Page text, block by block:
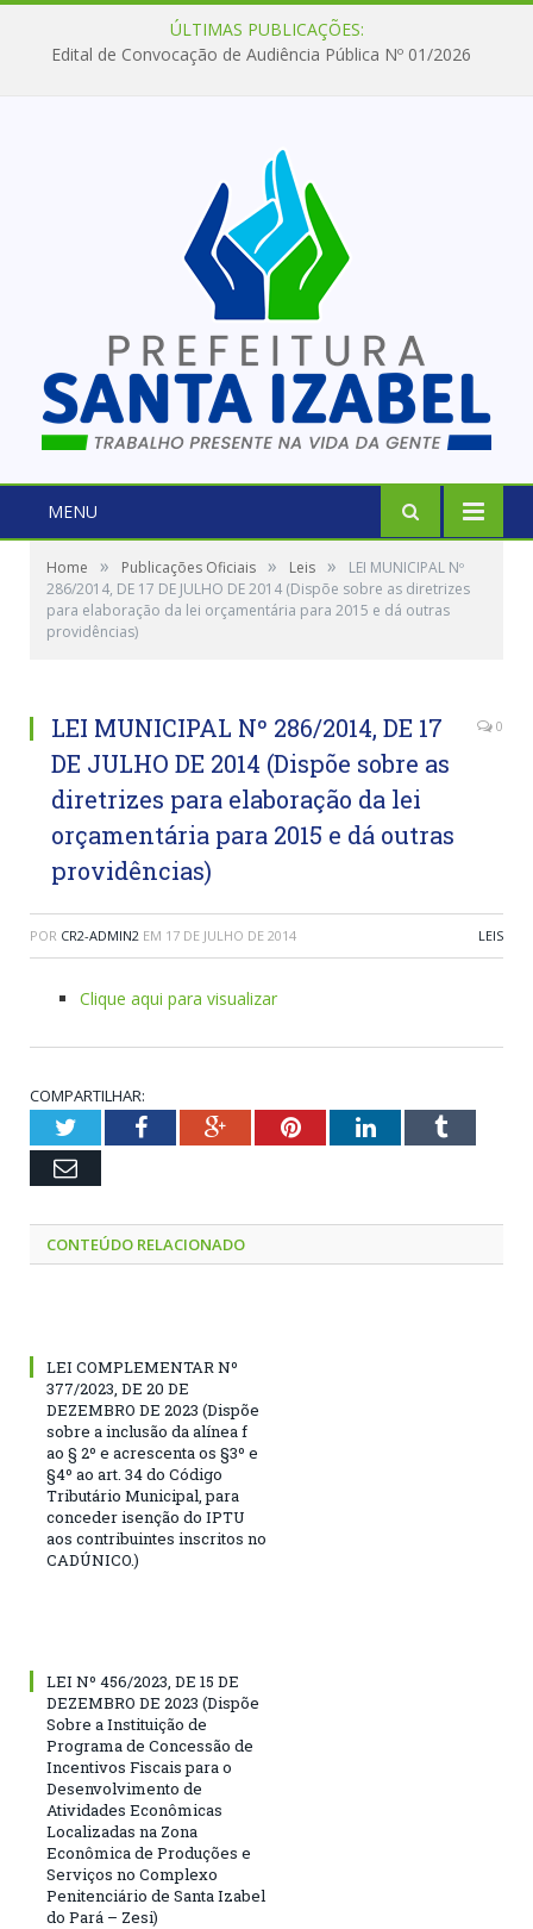
ÚLTIMAS PUBLICAÇÕES:
Edital de Convocação de Audiência Pública Nº 01/2026
MENU
Home » Publicações Oficiais » Leis »
LEI MUNICIPAL Nº
286/2014, DE 17 DE JULHO DE 2014 (Dispõe sobre as diretrizes
para elaboração da lei orçamentária para 2015 e dá outras
providências)
LEI MUNICIPAL Nº 286/2014, DE 17
DE JULHO DE 2014 (Dispõe sobre as
diretrizes para elaboração da lei
orçamentária para 2015 e dá outras
providências)
0
POR CR2-ADMIN2 EM 17 DE JULHO DE 2014 LEIS
Clique aqui para visualizar
COMPARTILHAR:
TwitterFacebookGoogle+PinterestLinkedInTumblr
Email
CONTEÚDO RELACIONADO
LEI COMPLEMENTAR Nº
377/2023, DE 20 DE
DEZEMBRO DE 2023 (Dispõe
sobre a inclusão da alínea f
ao § 2º e acrescenta os §3º e
§4º ao art. 34 do Código
Tributário Municipal, para
conceder isenção do IPTU
aos contribuintes inscritos no
CADÚNICO.)
LEI Nº 456/2023, DE 15 DE
DEZEMBRO DE 2023 (Dispõe
Sobre a Instituição de
Programa de Concessão de
Incentivos Fiscais para o
Desenvolvimento de
Atividades Econômicas
Localizadas na Zona
Econômica de Produções e
Serviços no Complexo
Penitenciário de Santa Izabel
do Pará – Zesi)